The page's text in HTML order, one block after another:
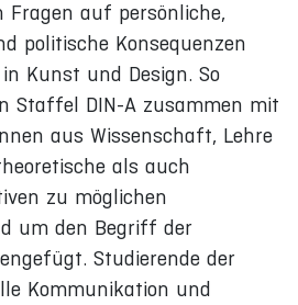
Fragen auf persönliche,
politische Konsequenzen
Kunst und Design. So
Staffel DIN-A zusammen mit
aus Wissenschaft, Lehre
als auch
zu möglichen
um den Begriff der
Studierende der
Kommunikation und